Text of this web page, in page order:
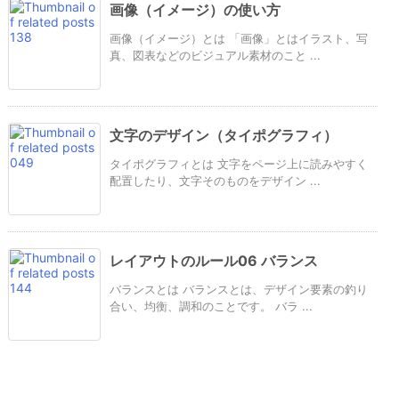
画像（イメージ）の使い方
画像（イメージ）とは 「画像」とはイラスト、写
真、図表などのビジュアル素材のこと ...
文字のデザイン（タイポグラフィ）
タイポグラフィとは 文字をページ上に読みやすく
配置したり、文字そのものをデザイン ...
レイアウトのルール06 バランス
バランスとは バランスとは、デザイン要素の釣り
合い、均衡、調和のことです。 バラ ...